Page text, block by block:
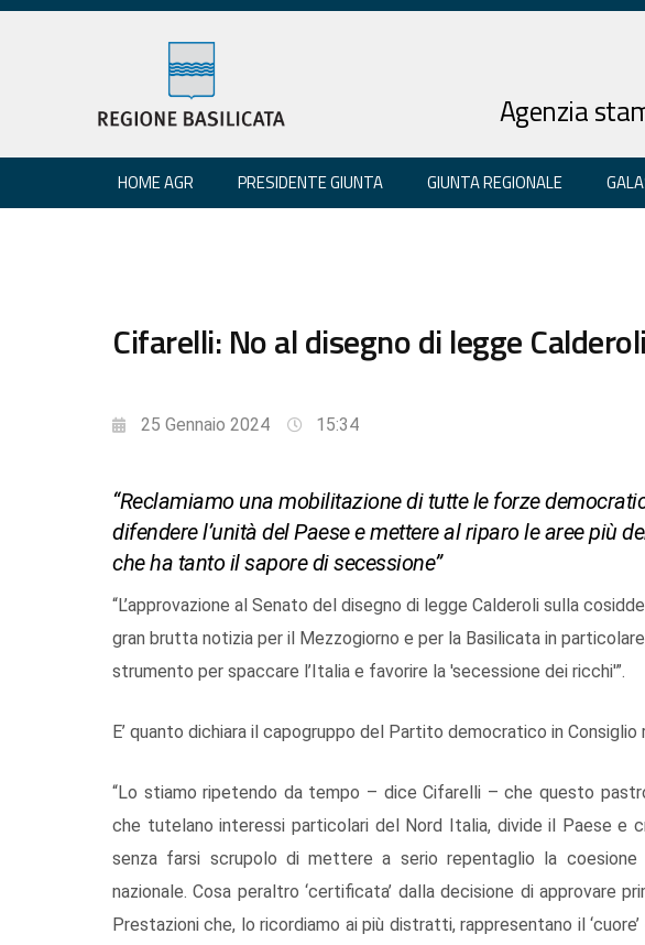
Agenzia
HOME AGR PRESIDENTE GIUNTA GIUNTA REGIONALE
Cifarelli: No al disegno di legge Calderoli
25 Gennaio 2024 15:34
“Reclamiamo una mobilitazione di tutte le forze
difendere l’unità del Paese e mettere al riparo le aree più
che ha tanto il sapore di secessione”
“L’approvazione al Senato del disegno di legge Calderoli sulla
gran brutta notizia per il Mezzogiorno e per la Basilicata in
strumento per spaccare l’Italia e favorire la 'secessione dei ricchi'”.
E’ quanto dichiara il capogruppo del Partito democratico in Consiglio
“Lo stiamo ripetendo da tempo – dice Cifarelli – che questo
che tutelano interessi particolari del Nord Italia, divide il Paese e
senza farsi scrupolo di mettere a serio repentaglio la
nazionale. Cosa peraltro ‘certificata’ dalla decisione di approvare
Prestazioni che, lo ricordiamo ai più distratti, rappresentano il